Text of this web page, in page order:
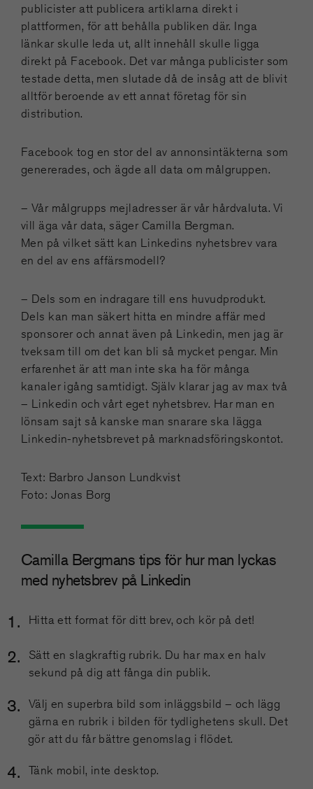
publicister att publicera artiklarna direkt i
plattformen, för att behålla publiken där. Inga
länkar skulle leda ut, allt innehåll skulle ligga
direkt på Facebook. Det var många publicister som
testade detta, men slutade då de insåg att de blivit
alltför beroende av ett annat företag för sin
distribution.
Facebook tog en stor del av annonsintäkterna som
genererades, och ägde all data om målgruppen.
– Vår målgrupps mejladresser är vår hårdvaluta. Vi
vill äga vår data, säger Camilla Bergman.
Men på vilket sätt kan Linkedins nyhetsbrev vara
en del av ens affärsmodell?
– Dels som en indragare till ens huvudprodukt.
Dels kan man säkert hitta en mindre affär med
sponsorer och annat även på Linkedin, men jag är
tveksam till om det kan bli så mycket pengar. Min
erfarenhet är att man inte ska ha för många
kanaler igång samtidigt. Själv klarar jag av max två
– Linkedin och vårt eget nyhetsbrev. Har man en
lönsam sajt så kanske man snarare ska lägga
Linkedin-nyhetsbrevet på marknadsföringskontot.
Text: Barbro Janson Lundkvist
Foto: Jonas Borg
Camilla Bergmans tips för hur man lyckas
med nyhetsbrev på Linkedin
Hitta ett format för ditt brev, och kör på det!
Sätt en slagkraftig rubrik. Du har max en halv
sekund på dig att fånga din publik.
Välj en superbra bild som inläggsbild – och lägg
gärna en rubrik i bilden för tydlighetens skull. Det
gör att du får bättre genomslag i flödet.
Tänk mobil, inte desktop.